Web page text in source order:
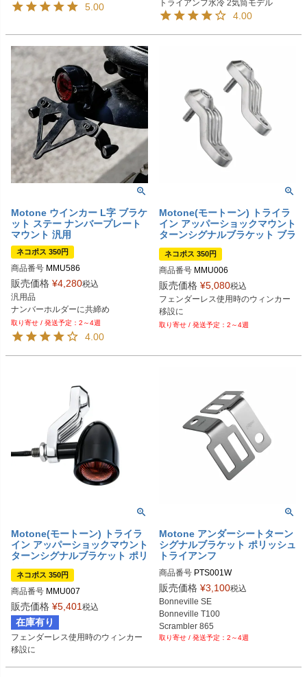
5.00
4.00
Motone ウインカー L字 ブラケ
ット ステー ナンバープレート
マウント 汎用
ネコポス 350円
商品番号 MMU586
販売価格 ¥4,280税込
汎用品
ナンバーホルダーに共締め
2～4週
4.00
Motone(モートーン) トライラ
イン アッパーショックマウント
ターンシグナルブラケット ブラ
ッシュ
ネコポス 350円
商品番号 MMU006
販売価格 ¥5,080税込
フェンダーレス使用時のウィンカー
移設に
2～4週
Motone(モートーン) トライラ
イン アッパーショックマウント
ターンシグナルブラケット ポリ
ッシュ
ネコポス 350円
商品番号 MMU007
販売価格 ¥5,401 税込
在庫有り
フェンダーレス使用時のウィンカー
移設に
Motone アンダーシートターン
シグナルブラケット ポリッシュ
トライアンフ
商品番号 PTS001W
Biker's型番：MT1087
販売価格 ¥3,100税込
Bonneville SE
Bonneville T100
Scrambler 865
Thruxton
2～4週